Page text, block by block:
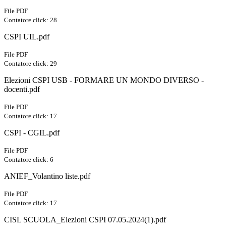
File PDF
Contatore click: 28
CSPI UIL.pdf
File PDF
Contatore click: 29
Elezioni CSPI USB - FORMARE UN MONDO DIVERSO -
docenti.pdf
File PDF
Contatore click: 17
CSPI - CGIL.pdf
File PDF
Contatore click: 6
ANIEF_Volantino liste.pdf
File PDF
Contatore click: 17
CISL SCUOLA_Elezioni CSPI 07.05.2024(1).pdf